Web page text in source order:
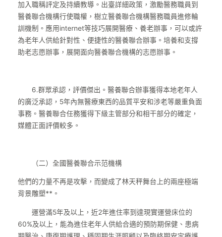
加入職稱評定及持續教導。出臺詳細政策，激勵醫務職員到
醫養聯合機構行使職權，樹立醫養聯合機構醫務職員進修輪
訓機制。應用internet等技巧展開醫療、養老辦事，可以或許
為老年人供給針對性、便捷性的醫養聯合辦事。培養和支撐
助老志愿辦事，展開面向醫養聯合機構的志愿辦事。
6.群眾承認，評價傑出。醫養聯合辦事獲得本地老年人
的廣泛承認，5年內無醫療東西的品質平安和涉老等嚴重負面
事務。醫養聯合任務獲得下級主管部分和相干部分的確定，
媒體正面評價較多。
（二）全國醫養聯合示范機構
他們的力量不再是攻擊，而變成了林天秤舞台上的兩座極端
背景雕塑**。
運營滿5年及以上，近2年進住率到達現實運營床位的
60%及以上，能為進住老年人供給合適的預防期保健、患病